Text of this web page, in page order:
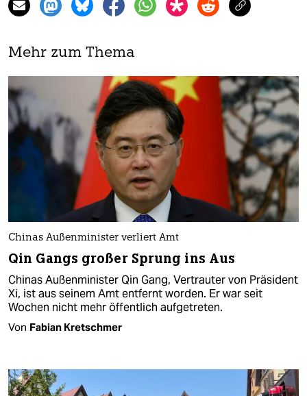
Mehr zum Thema
Chinas Außenminister verliert Amt
Qin Gangs großer Sprung ins Aus
Chinas Außenminister Qin Gang, Vertrauter von Präsident
Xi, ist aus seinem Amt entfernt worden. Er war seit
Wochen nicht mehr öffentlich aufgetreten.
Von Fabian Kretschmer